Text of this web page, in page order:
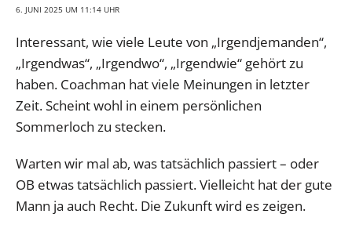
6. JUNI 2025 UM 11:14 UHR
Interessant, wie viele Leute von „Irgendjemanden“,
„Irgendwas“, „Irgendwo“, „Irgendwie“ gehört zu
haben. Coachman hat viele Meinungen in letzter
Zeit. Scheint wohl in einem persönlichen
Sommerloch zu stecken.
Warten wir mal ab, was tatsächlich passiert – oder
OB etwas tatsächlich passiert. Vielleicht hat der gute
Mann ja auch Recht. Die Zukunft wird es zeigen.